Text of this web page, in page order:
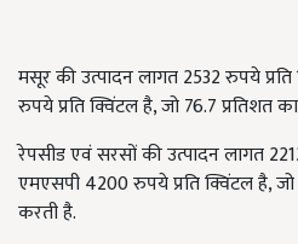
मसूर की उत्पादन लागत 2532रुपये
रुपये प्रति क्विंटल है,जो76.7प्रतिशत
रेपसीड एवं सरसों की उत्पादन लागत
एमएसपी4200रुपये प्रति क्विंटल है,जो
करती है.